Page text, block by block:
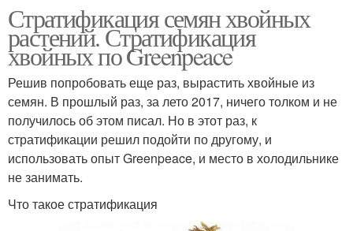
Стратификация семян хвойных
растений. Стратификация
хвойных по Greenpeace
Решив попробовать еще раз, вырастить хвойные из
семян. В прошлый раз, за лето 2017, ничего толком и не
получилось об этом писал. Но в этот раз, к
стратификации решил подойти по другому, и
использовать опыт Greenpeace, и место в холодильнике
не занимать.
Что такое стратификация